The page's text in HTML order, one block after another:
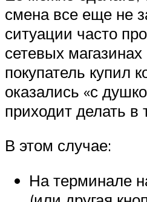
смена все еще не
ситуации часто
сетевых магазинах
покупатель купил
оказались «с
приходит делать в
В этом случае:
На терминале